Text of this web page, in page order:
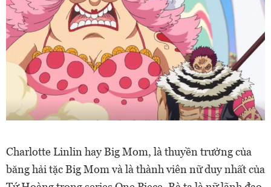
Charlotte Linlin hay Big Mom, là thuyền trưởng của
băng hải tặc Big Mom và là thành viên nữ duy nhất của